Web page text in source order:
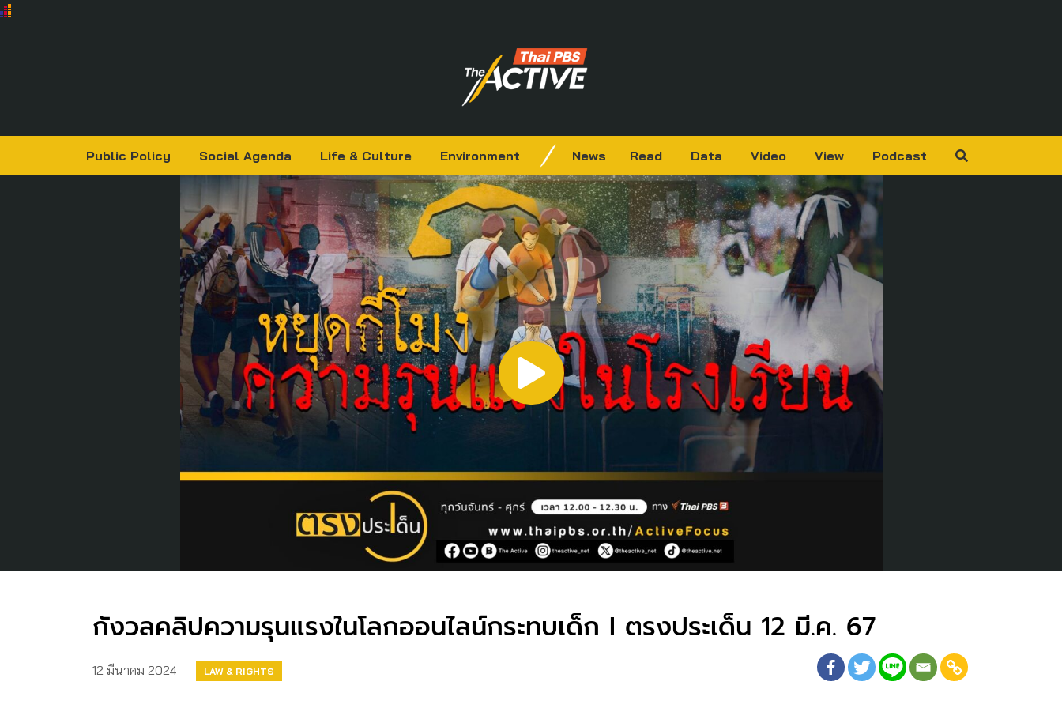
Public Policy Social Agenda Life & Culture Environment News Read Data Video View Podcast
กังวลคลิปความรุนแรงในโลกออนไลน์กระทบเด็ก I ตรงประเด็น 12 มี.ค. 67
12 มีนาคม 2024 LAW & RIGHTS